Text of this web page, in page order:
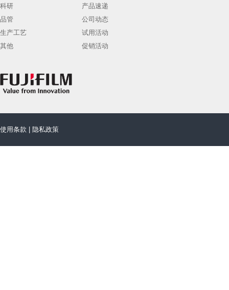
科研
品管
生产工艺
其他
产品速递
公司动态
试用活动
促销活动
使用条款 隐私政策